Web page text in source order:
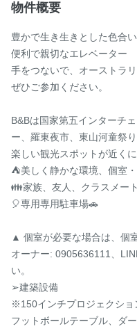
物件概要
豊かで生き生きとした色合い
便利で親切なエレベーター
手をつないで、オーストラ
ぜひご参加ください。
B&Bは国家第五インターチ
ー、羅東夜市、東山河童祭
楽しい観光スポットが近く
⛺️美しく静かな環境、個室
👪家族、友人、クラスメー
🎈専用専用駐車場🚗
▲ 個室が必要な場合は、個
オーナー: 0905636111、
い。
➢建築設備
※150インチプロジェクショ
フットボールテーブル、ダ